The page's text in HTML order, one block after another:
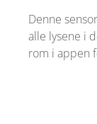
Denne
alle lysene i
rom i appen